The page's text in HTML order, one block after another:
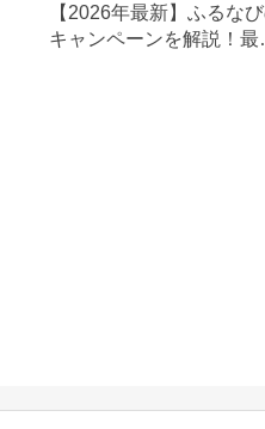
【2026年最新】ふるな
キャンペーンを解説！最